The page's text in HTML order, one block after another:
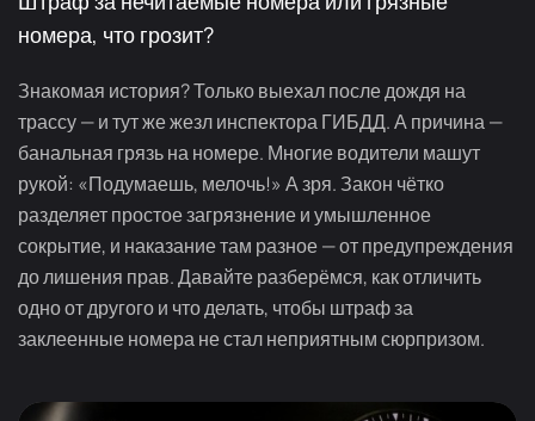
номера, что грозит?
Знакомая история? Только выехал после дождя на
трассу — и тут же жезл инспектора ГИБДД. А причина —
банальная грязь на номере. Многие водители машут
рукой: «Подумаешь, мелочь!» А зря. Закон чётко
разделяет простое загрязнение и умышленное
сокрытие, и наказание там разное — от предупреждения
до лишения прав. Давайте разберёмся, как отличить
одно от другого и что делать, чтобы штраф за
заклеенные номера не стал неприятным сюрпризом.